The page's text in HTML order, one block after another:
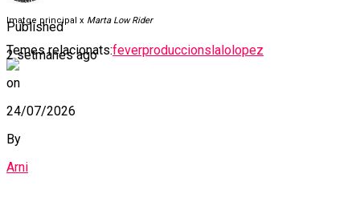
Imatge principal x Marta Low Rider
Temes relacionats:feverproduccions lalolopez
Published
2 setmanes ago
on
24/07/2026
By
Arni